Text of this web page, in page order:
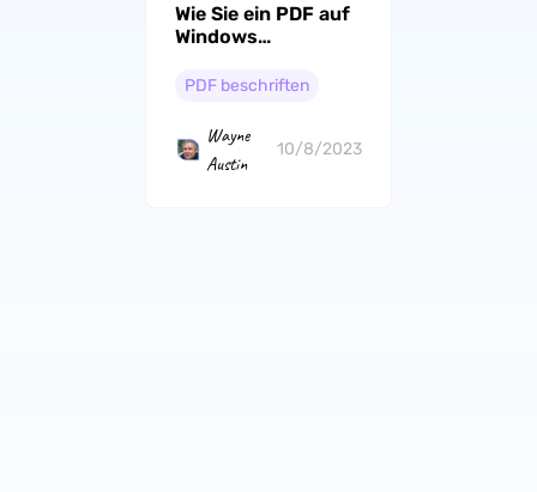
Wie Sie ein PDF auf
Windows
- 3 Methoden
PDF beschriften
Wayne
Austin
10/8/2023